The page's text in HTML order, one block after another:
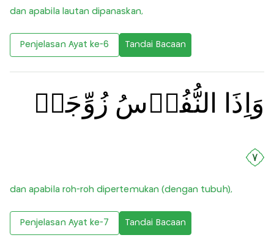
dan apabila lautan dipanaskan,
Penjelasan Ayat ke-6 Tandai Bacaan
وَاِذَا النُّفُوۡسُ زُوِّجَتۡ
٧
dan apabila roh-roh dipertemukan (dengan tubuh),
Penjelasan Ayat ke-7 Tandai Bacaan